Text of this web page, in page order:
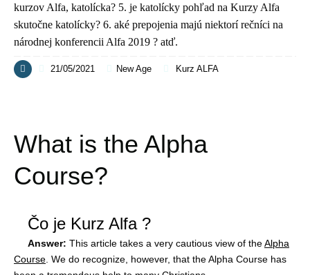
kurzov Alfa, katolícka? 5. je katolícky pohľad na Kurzy Alfa
skutočne katolícky? 6. aké prepojenia majú niektorí rečníci na
národnej konferencii Alfa 2019 ? atď.
21/05/2021 New Age Kurz ALFA
What is the Alpha
Course?
Čo je Kurz Alfa ?
Answer: This article takes a very cautious view of theAlpha
Course. We do recognize, however, that the Alpha Course has